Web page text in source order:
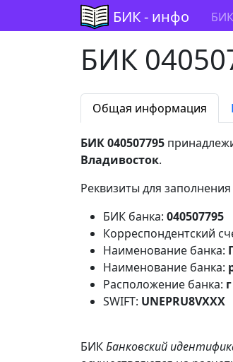
БИК - инфо
БИК
Общая информация
БИК 040507795
Владивосток.
Реквизиты для
БИК банка: 040507795
Корреспондентский
Наименование банка:
Наименование банка:
Расположение банка:
SWIFT: UNEPRU8VXXX
БИКБанковский